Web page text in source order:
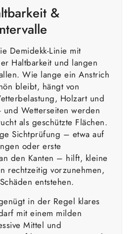
&
Demidekk-Linie mit
Haltbarkeit und langen
Wie lange ein Anstrich
bleibt, hängt von
Holzart und
und Wetterseiten werden
als geschützte Flächen.
Sichtprüfung – etwa auf
oder erste
den Kanten – hilft, kleine
rechtzeitig vorzunehmen,
entstehen.
in der Regel klares
mit einem milden
Mittel und